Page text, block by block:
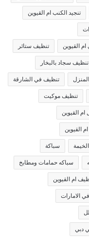
تنجيد الكنب ام القيوين
القيوين تنظيف ستائر
تنظيف سجاد بالبخار
تنظيف في الشارقة
تنظيف موكيت
القيوين
القيوين
سباكة
سباكه حمامات ومطابخ
ام القيوين
الامارات
دبي